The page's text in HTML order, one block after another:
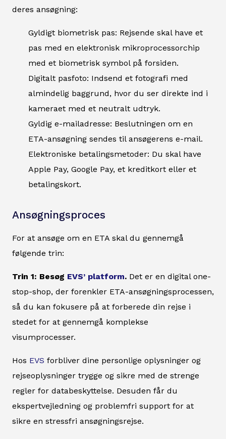
deres ansøgning:
Gyldigt biometrisk pas: Rejsende skal have et
pas med en elektronisk mikroprocessorchip
med et biometrisk symbol på forsiden.
Digitalt pasfoto: Indsend et fotografi med
almindelig baggrund, hvor du ser direkte ind i
kameraet med et neutralt udtryk.
Gyldig e-mailadresse: Beslutningen om en
ETA-ansøgning sendes til ansøgerens e-mail.
Elektroniske betalingsmetoder: Du skal have
Apple Pay, Google Pay, et kreditkort eller et
betalingskort.
Ansøgningsproces
For at ansøge om en ETA skal du gennemgå
følgende trin:
Trin 1: Besøg EVS’ platform. Det er en digital one-
stop-shop, der forenkler ETA-ansøgningsprocessen,
så du kan fokusere på at forberede din rejse i
stedet for at gennemgå komplekse
visumprocesser.
Hos EVS forbliver dine personlige oplysninger og
rejseoplysninger trygge og sikre med de strenge
regler for databeskyttelse. Desuden får du
ekspertvejledning og problemfri support for at
sikre en stressfri ansøgningsrejse.